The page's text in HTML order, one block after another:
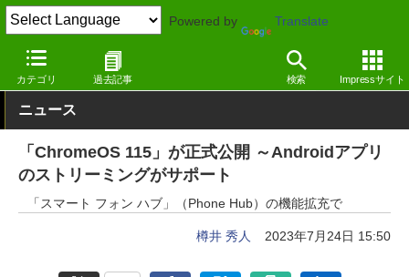
Powered by Translate
カテゴリ 過去記事 検索 Impressサイト
窓の杜 システム・ファイル その他
ニュース
「ChromeOS 115」が正式公開 ～Androidアプリ
のストリーミングがサポート
「スマート フォン ハブ」（Phone Hub）の機能拡充で
樽井 秀人 2023年7月24日 15:50